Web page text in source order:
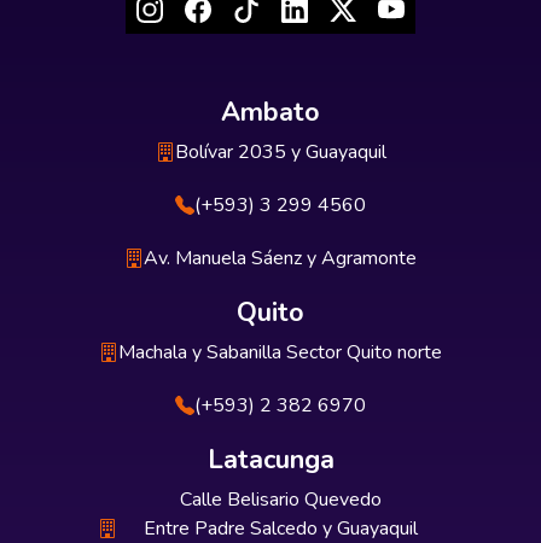
Ambato
Bolívar 2035 y Guayaquil
(+593) 3 299 4560
Av. Manuela Sáenz y Agramonte
Quito
Machala y Sabanilla Sector Quito norte
(+593) 2 382 6970
Latacunga
Calle Belisario Quevedo
Entre Padre Salcedo y Guayaquil